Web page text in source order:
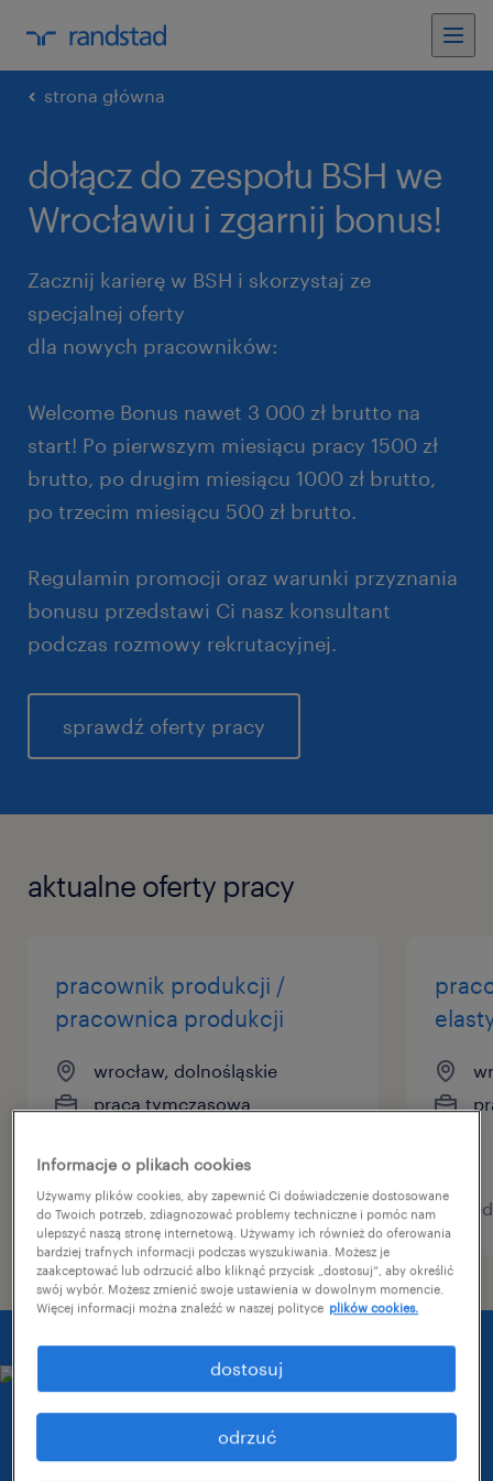
strona główna
dołącz do zespołu BSH we
Wrocławiu i zgarnij bonus!
Zacznij karierę w BSH i skorzystaj ze
specjalnej oferty
dla nowych pracowników:
Welcome Bonus nawet 3 000 zł brutto na
start! Po pierwszym miesiącu pracy 1500 zł
brutto, po drugim miesiącu 1000 zł brutto,
po trzecim miesiącu 500 zł brutto.
Regulamin promocji oraz warunki przyznania
bonusu przedstawi Ci nasz konsultant
podczas rozmowy rekrutacyjnej.
sprawdź oferty pracy
aktualne oferty pracy
pracownik produkcji /
pracownica produkcji
wrocław, dolnośląskie
praca tymczasowa
posted 3 august 2026
kilka słów o BSH we Wrocławiu
Informacje o plikach cookies
Używamy plików cookies, aby zapewnić Ci doświadczenie dostosowane
do Twoich potrzeb, zdiagnozować problemy techniczne i pomóc nam
ulepszyć naszą stronę internetową. Używamy ich również do oferowania
bardziej trafnych informacji podczas wyszukiwania. Możesz je
zaakceptować lub odrzucić albo kliknąć przycisk „dostosuj”, aby określić
swój wybór. Możesz zmienić swoje ustawienia w dowolnym momencie.
Więcej informacji można znaleźć w naszej polityce plików cookies.
odrzuć
dostosuj